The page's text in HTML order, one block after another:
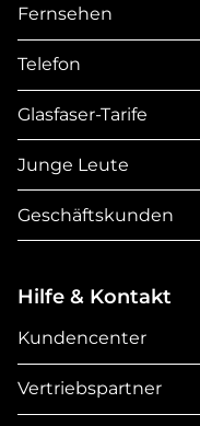
Fernsehen
Telefon
Glasfaser-Tarife
Junge Leute
Geschäftskunden
Hilfe & Kontakt
Kundencenter
Vertriebspartner